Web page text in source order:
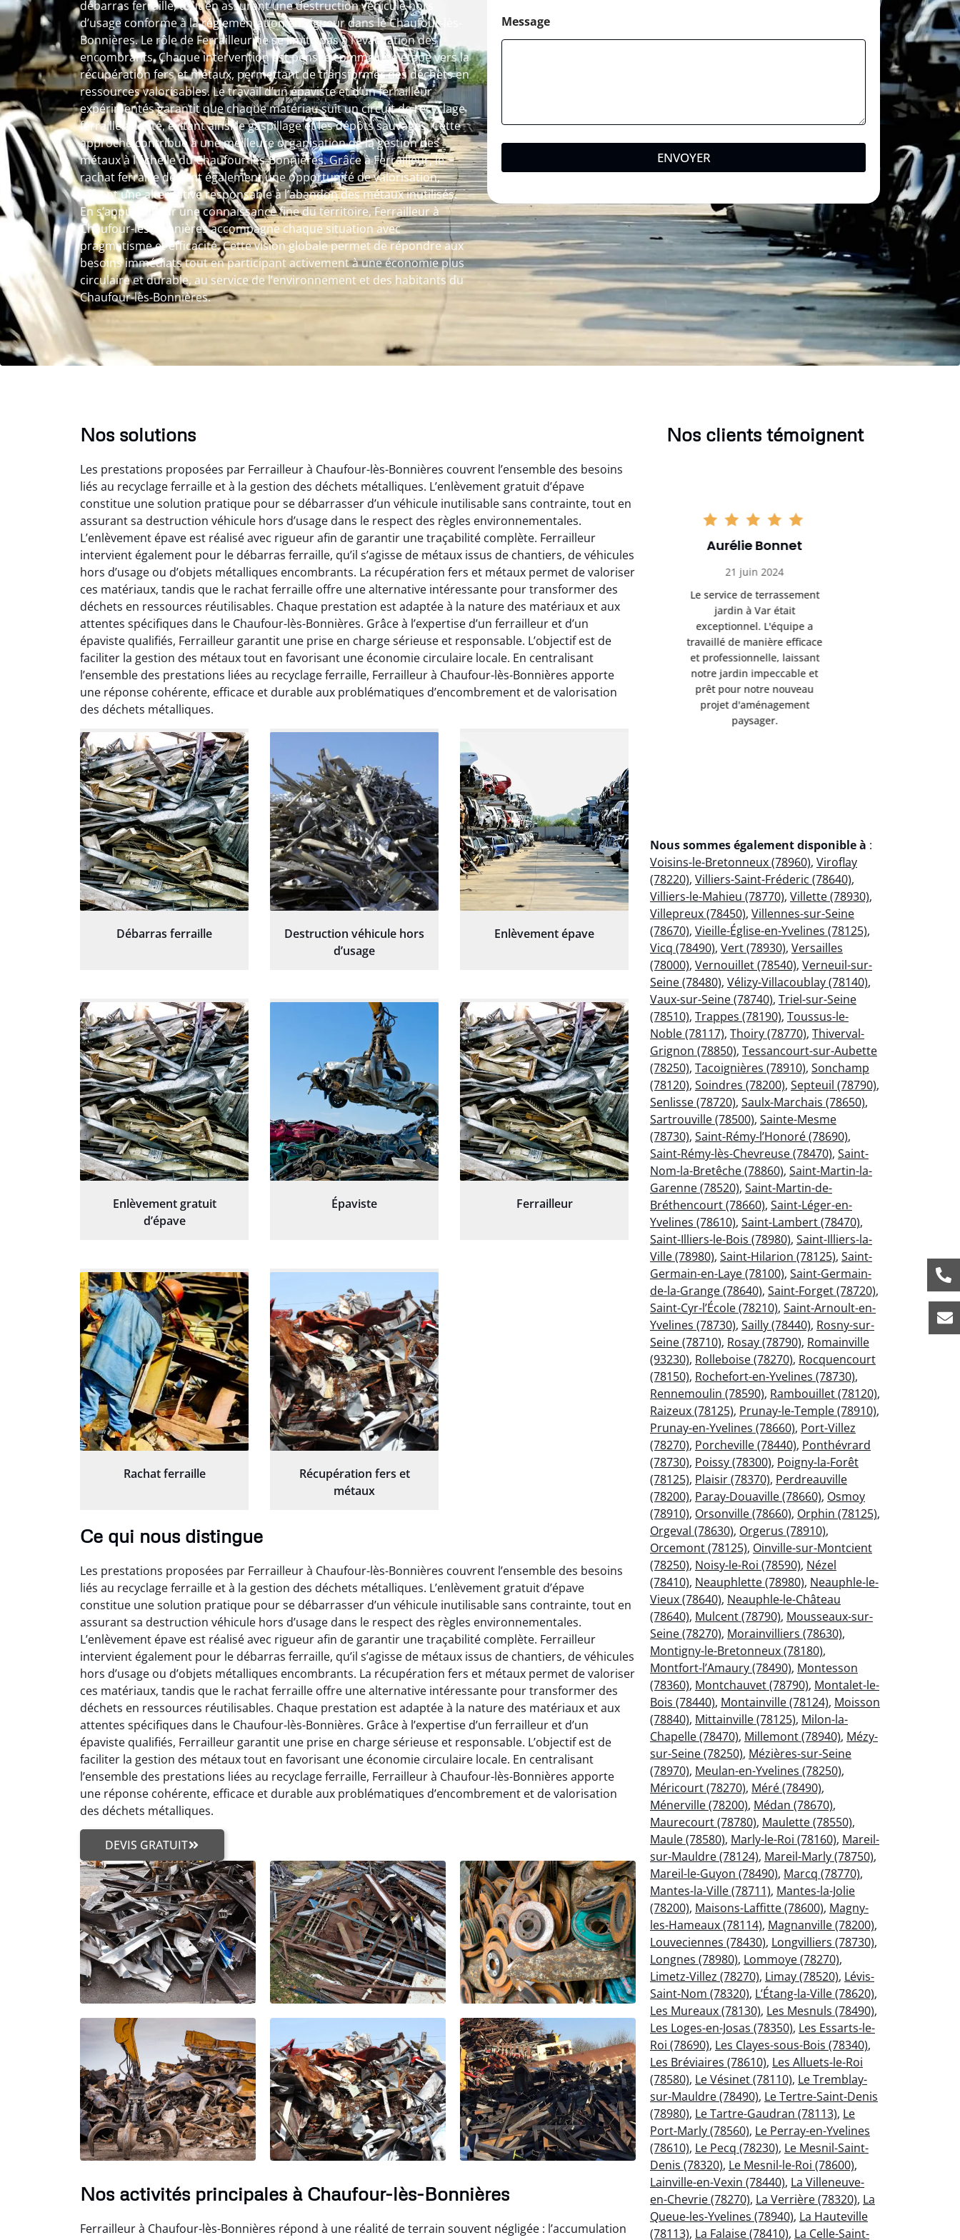
débarras ferraille, tout en assurant une destruction véhicule hors
d’usage conforme à la réglementation en vigueur dans le Chaufour-lès-
Bonnières. Le rôle de Ferrailleur ne se limite pas à l’évacuation des
encombrants. Chaque intervention est pensée comme une étape vers la
récupération fers et métaux, permettant de transformer des déchets en
ressources valorisables. Le travail d’un épaviste et d’un ferrailleur
expérimentés garantit que chaque matériau suit un circuit de recyclage
ferraille adapté, évitant ainsi le gaspillage et les dépôts sauvages. Cette
approche contribue à une meilleure organisation de la gestion des
métaux à l’échelle du Chaufour-lès-Bonnières. Grâce à Ferrailleur, le
rachat ferraille devient également une opportunité de valorisation,
offrant une alternative responsable à l’abandon des métaux inutilisés.
En s’appuyant sur une connaissance fine du territoire, Ferrailleur à
Chaufour-lès-Bonnières accompagne chaque situation avec
pragmatisme et efficacité. Cette vision globale permet de répondre aux
besoins immédiats tout en participant activement à une économie plus
circulaire et durable, au service de l’environnement et des habitants du
Chaufour-lès-Bonnières.
Message
ENVOYER
Nos solutions
Les prestations proposées par Ferrailleur à Chaufour-lès-Bonnières couvrent l’ensemble des besoins
liés au recyclage ferraille et à la gestion des déchets métalliques. L’enlèvement gratuit d’épave
constitue une solution pratique pour se débarrasser d’un véhicule inutilisable sans contrainte, tout en
assurant sa destruction véhicule hors d’usage dans le respect des règles environnementales.
L’enlèvement épave est réalisé avec rigueur afin de garantir une traçabilité complète. Ferrailleur
intervient également pour le débarras ferraille, qu’il s’agisse de métaux issus de chantiers, de véhicules
hors d’usage ou d’objets métalliques encombrants. La récupération fers et métaux permet de valoriser
ces matériaux, tandis que le rachat ferraille offre une alternative intéressante pour transformer des
déchets en ressources réutilisables. Chaque prestation est adaptée à la nature des matériaux et aux
attentes spécifiques dans le Chaufour-lès-Bonnières. Grâce à l’expertise d’un ferrailleur et d’un
épaviste qualifiés, Ferrailleur garantit une prise en charge sérieuse et responsable. L’objectif est de
faciliter la gestion des métaux tout en favorisant une économie circulaire locale. En centralisant
l’ensemble des prestations liées au recyclage ferraille, Ferrailleur à Chaufour-lès-Bonnières apporte
une réponse cohérente, efficace et durable aux problématiques d’encombrement et de valorisation
des déchets métalliques.
Débarras ferraille
Destruction véhicule hors
d’usage
Enlèvement épave
Enlèvement gratuit
d’épave
Épaviste Ferrailleur
Rachat ferraille
Récupération fers et
métaux
Ce qui nous distingue
Les prestations proposées par Ferrailleur à Chaufour-lès-Bonnières couvrent l’ensemble des besoins
liés au recyclage ferraille et à la gestion des déchets métalliques. L’enlèvement gratuit d’épave
constitue une solution pratique pour se débarrasser d’un véhicule inutilisable sans contrainte, tout en
assurant sa destruction véhicule hors d’usage dans le respect des règles environnementales.
L’enlèvement épave est réalisé avec rigueur afin de garantir une traçabilité complète. Ferrailleur
intervient également pour le débarras ferraille, qu’il s’agisse de métaux issus de chantiers, de véhicules
hors d’usage ou d’objets métalliques encombrants. La récupération fers et métaux permet de valoriser
ces matériaux, tandis que le rachat ferraille offre une alternative intéressante pour transformer des
déchets en ressources réutilisables. Chaque prestation est adaptée à la nature des matériaux et aux
attentes spécifiques dans le Chaufour-lès-Bonnières. Grâce à l’expertise d’un ferrailleur et d’un
épaviste qualifiés, Ferrailleur garantit une prise en charge sérieuse et responsable. L’objectif est de
faciliter la gestion des métaux tout en favorisant une économie circulaire locale. En centralisant
l’ensemble des prestations liées au recyclage ferraille, Ferrailleur à Chaufour-lès-Bonnières apporte
une réponse cohérente, efficace et durable aux problématiques d’encombrement et de valorisation
des déchets métalliques.
DEVIS GRATUIT
Nos activités principales à Chaufour-lès-Bonnières
Ferrailleur à Chaufour-lès-Bonnières répond à une réalité de terrain souvent négligée : l’accumulation
Nos clients témoignent
Aurélie Bonnet
21 juin 2024
Le service de terrassement
jardin à Var était
exceptionnel. L'équipe a
travaillé de manière efficace
et professionnelle, laissant
notre jardin impeccable et
prêt pour notre nouveau
Aurélie Bonnet
21 juin 2024
Le service de terrassement
jardin à Var était
exceptionnel. L'équipe a
travaillé de manière efficace
et professionnelle, laissant
notre jardin impeccable et
prêt pour notre nouveau
Aurélie Bonnet
21 juin 2024
Le service de terrassement
jardin à Var était
exceptionnel. L'équipe a
travaillé de manière efficace
et professionnelle, laissant
notre jardin impeccable et
prêt pour notre nouveau
projet d'aménagement
paysager.
Nous sommes également disponible à :
Voisins-le-Bretonneux (78960), Viroflay
(78220), Villiers-Saint-Fréderic (78640),
Villiers-le-Mahieu (78770), Villette (78930),
Villepreux (78450), Villennes-sur-Seine
(78670), Vieille-Église-en-Yvelines (78125),
Vicq (78490), Vert (78930), Versailles
(78000), Vernouillet (78540), Verneuil-sur-
Seine (78480), Vélizy-Villacoublay (78140),
Vaux-sur-Seine (78740), Triel-sur-Seine
(78510), Trappes (78190), Toussus-le-
Noble (78117), Thoiry (78770), Thiverval-
Grignon (78850), Tessancourt-sur-Aubette
(78250), Tacoignières (78910), Sonchamp
(78120), Soindres (78200), Septeuil (78790),
Senlisse (78720), Saulx-Marchais (78650),
Sartrouville (78500), Sainte-Mesme
(78730), Saint-Rémy-l’Honoré (78690),
Saint-Rémy-lès-Chevreuse (78470), Saint-
Nom-la-Bretêche (78860), Saint-Martin-la-
Garenne (78520), Saint-Martin-de-
Bréthencourt (78660), Saint-Léger-en-
Yvelines (78610), Saint-Lambert (78470),
Saint-Illiers-le-Bois (78980), Saint-Illiers-la-
Ville (78980), Saint-Hilarion (78125), Saint-
Germain-en-Laye (78100), Saint-Germain-
de-la-Grange (78640), Saint-Forget (78720),
Saint-Cyr-l’École (78210), Saint-Arnoult-en-
Yvelines (78730), Sailly (78440), Rosny-sur-
Seine (78710), Rosay (78790), Romainville
(93230), Rolleboise (78270), Rocquencourt
(78150), Rochefort-en-Yvelines (78730),
Rennemoulin (78590), Rambouillet (78120),
Raizeux (78125), Prunay-le-Temple (78910),
Prunay-en-Yvelines (78660), Port-Villez
(78270), Porcheville (78440), Ponthévrard
(78730), Poissy (78300), Poigny-la-Forêt
(78125), Plaisir (78370), Perdreauville
(78200), Paray-Douaville (78660), Osmoy
(78910), Orsonville (78660), Orphin (78125),
Orgeval (78630), Orgerus (78910),
Orcemont (78125), Oinville-sur-Montcient
(78250), Noisy-le-Roi (78590), Nézel
(78410), Neauphlette (78980), Neauphle-le-
Vieux (78640), Neauphle-le-Château
(78640), Mulcent (78790), Mousseaux-sur-
Seine (78270), Morainvilliers (78630),
Montigny-le-Bretonneux (78180),
Montfort-l’Amaury (78490), Montesson
(78360), Montchauvet (78790), Montalet-le-
Bois (78440), Montainville (78124), Moisson
(78840), Mittainville (78125), Milon-la-
Chapelle (78470), Millemont (78940), Mézy-
sur-Seine (78250), Mézières-sur-Seine
(78970), Meulan-en-Yvelines (78250),
Méricourt (78270), Méré (78490),
Ménerville (78200), Médan (78670),
Maurecourt (78780), Maulette (78550),
Maule (78580), Marly-le-Roi (78160), Mareil-
sur-Mauldre (78124), Mareil-Marly (78750),
Mareil-le-Guyon (78490), Marcq (78770),
Mantes-la-Ville (78711), Mantes-la-Jolie
(78200), Maisons-Laffitte (78600), Magny-
les-Hameaux (78114), Magnanville (78200),
Louveciennes (78430), Longvilliers (78730),
Longnes (78980), Lommoye (78270),
Limetz-Villez (78270), Limay (78520), Lévis-
Saint-Nom (78320), L’Étang-la-Ville (78620),
Les Mureaux (78130), Les Mesnuls (78490),
Les Loges-en-Josas (78350), Les Essarts-le-
Roi (78690), Les Clayes-sous-Bois (78340),
Les Bréviaires (78610), Les Alluets-le-Roi
(78580), Le Vésinet (78110), Le Tremblay-
sur-Mauldre (78490), Le Tertre-Saint-Denis
(78980), Le Tartre-Gaudran (78113), Le
Port-Marly (78560), Le Perray-en-Yvelines
(78610), Le Pecq (78230), Le Mesnil-Saint-
Denis (78320), Le Mesnil-le-Roi (78600),
Lainville-en-Vexin (78440), La Villeneuve-
en-Chevrie (78270), La Verrière (78320), La
Queue-les-Yvelines (78940), La Hauteville
(78113), La Falaise (78410), La Celle-Saint-